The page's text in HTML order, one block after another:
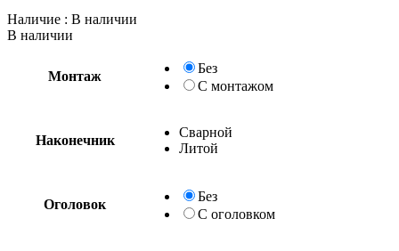
Наличие : В наличии
В наличии
Монтаж
Без
С монтажом
Наконечник
Сварной
Литой
Оголовок
Без
С оголовком